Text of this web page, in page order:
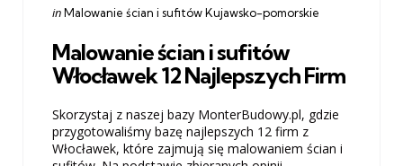
Categories
Posted
inMalowanie ścian i sufitów Kujawsko-pomorskie
Malowanie ścian i sufitów
Włocławek 12 Najlepszych Firm
Skorzystaj z naszej bazy MonterBudowy.pl, gdzie
przygotowaliśmy bazę najlepszych 12 firm z
Włocławek, które zajmują się malowaniem ścian i